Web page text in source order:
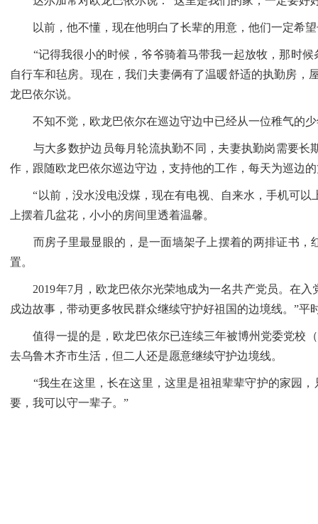
以前，他不懂，现在他明白了长辈的用意，他们一定希望
“记得我很小的时候，爷爷骑着马带我一起放牧，那时候
自行车和毡房。现在，我们夫妻俩有了温暖舒适的执勤房
龙巴依尔说。
不知不觉，欧龙巴依尔在巡边守边中已经从一位稚气的少
与大多数护边员每月轮流执勤不同，夫妻执勤岗需要长
作，跟随欧龙巴依尔巡边守边，支持他的工作，每天为巡边
“以前，没水没电没煤，现在有电视、自来水，手机可以
上摆着几盆花，小小的房间里透着温馨。
而房子里最显眼的，是一面墙架子上摆着的两排证书，
置。
2019年7月，欧龙巴依尔光荣地成为一名共产党员。在入
戍边故事，带动更多牧民群众继续守护好祖国的边境线。”
值得一提的是，欧龙巴依尔已连续三年被博州党委党校（
去乌鲁木齐市生活，但二人还是愿意继续守护边境线。
“我生在这里，长在这里，这里是祖祖辈辈守护的家园，
要，我可以守一辈子。”